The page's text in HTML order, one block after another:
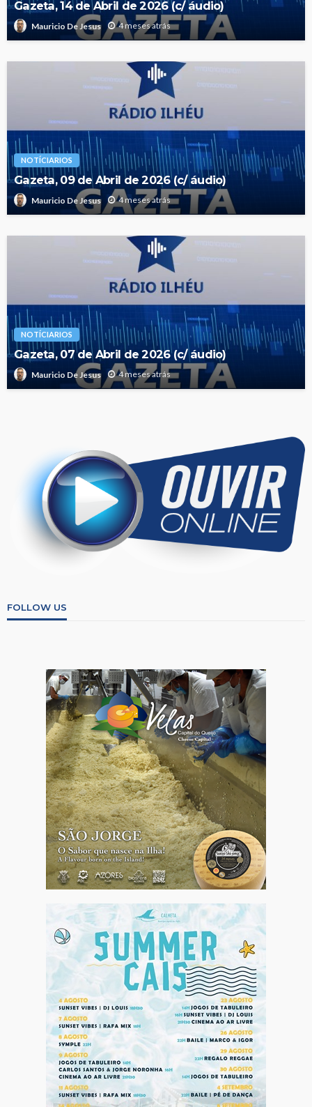
Gazeta, 14 de Abril de 2026 (c/ áudio)
Mauricio De Jesus 4 meses atrás
NOTÍCIARIOS
Gazeta, 09 de Abril de 2026 (c/ áudio)
Mauricio De Jesus 4 meses atrás
NOTÍCIARIOS
Gazeta, 07 de Abril de 2026 (c/ áudio)
Mauricio De Jesus 4 meses atrás
FOLLOW US